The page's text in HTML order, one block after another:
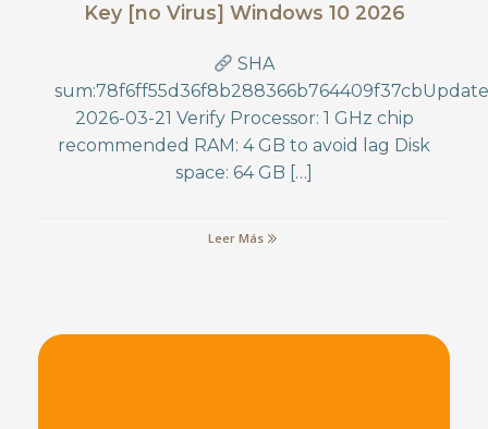
Key [no Virus] Windows 10 2026
SHA
2026-03-21 Verify Processor: 1 GHz chip
recommended RAM: 4 GB to avoid lag Disk
space: 64 GB […]
Leer Más